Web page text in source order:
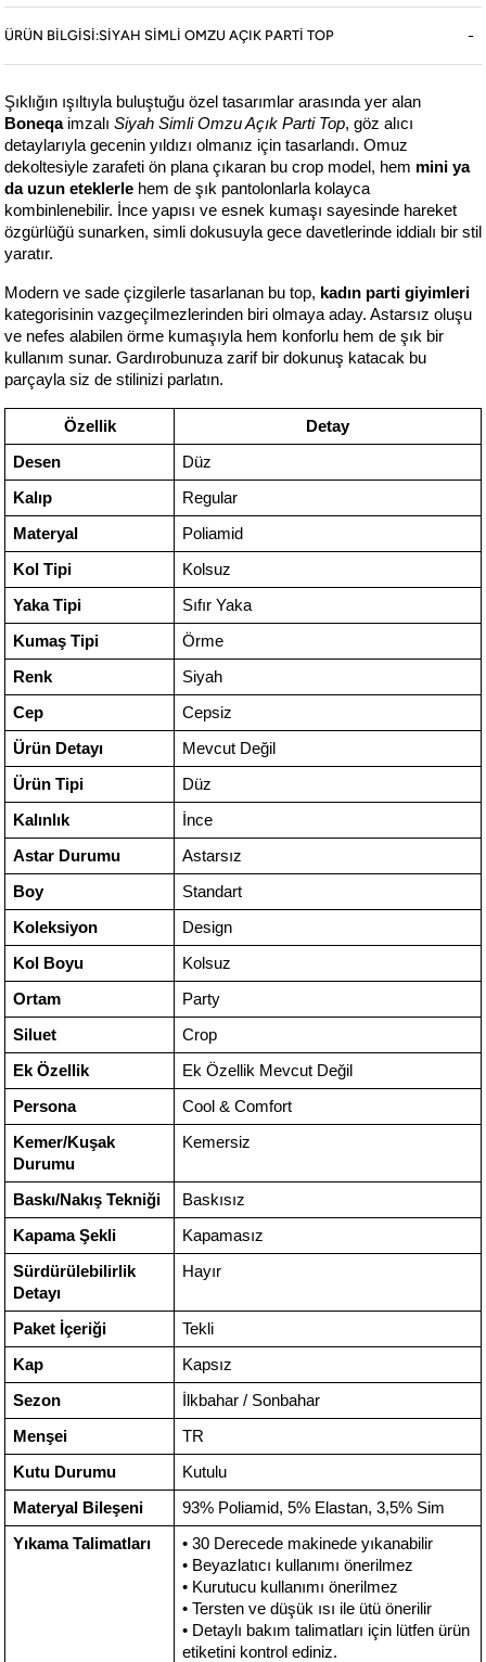
ÜRÜN BILGISI:SIYAH SIMLI OMZU AÇIK PARTI TOP
Şıklığın ışıltıyla buluştuğu özel tasarımlar arasında yer alan
Boneqaimzalı Siyah Simli Omzu Açık Parti Top, göz alıcı
detaylarıyla gecenin yıldızı olmanız için tasarlandı. Omuz
dekoltesiyle zarafeti ön plana çıkaran bu crop model, hem mini ya
da uzun etek lerle hem de şık pantolonlarla kolayca
kombinlenebilir. İnce yapısı ve esnek kumaşı sayesinde hareket
özgürlüğü sunarken, simli dokusuyla gece davetlerinde iddialı bir stil
yaratır.
Modern ve sade çizgilerle tasarlanan bu top, kadın parti giyimleri
kategorisinin vazgeçilmezlerinden biri olmaya aday. Astarsız oluşu
ve nefes alabilen örme kumaşıyla hem konforlu hem de şık bir
kullanım sunar. Gardırobunuza zarif bir dokunuş katacak bu
parçayla siz de stilinizi parlatın.
Özellik Detay
Desen Düz
Kalıp Regular
Materyal Poliamid
Kol Tipi Kolsuz
Yaka Tipi Sıfır Yaka
Kumaş Tipi Örme
Renk Siyah
Cep Cepsiz
Ürün Detayı Mevcut Değil
Ürün Tipi Düz
Kalınlık İnce
Astar Durumu Astarsız
Boy Standart
Koleksiyon Design
Kol Boyu Kolsuz
Ortam Party
Siluet Crop
Ek Özellik Ek Özellik Mevcut Değil
Persona Cool & Comfort
Kemer/Kuşak
Durumu
Kemersiz
Baskı/Nakış Tekniği Baskısız
Kapama Şekli Kapamasız
Sürdürülebilirlik
Detayı
Hayır
Paket İçeriği Tekli
Kap Kapsız
Sezon İlkbahar / Sonbahar
Menşei TR
Kutu Durumu Kutulu
Materyal Bileşeni 93% Poliamid, 5% Elastan, 3,5% Sim
Yıkama Talimatları
• 30 Derecede makinede yıkanabilir
• Beyazlatıcı kullanımı önerilmez
• Kurutucu kullanımı önerilmez
• Tersten ve düşük ısı ile ütü önerilir
• Detaylı bakım talimatları için lütfen ürün
etiketini kontrol ediniz.
Boneqa
Yasal
©2026 boneqa.com | Tüm Hakları Saklıdır.